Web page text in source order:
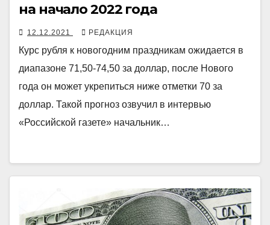
на начало 2022 года
12.12.2021 РЕДАКЦИЯ
Курс рубля к новогодним праздникам ожидается в
диапазоне 71,50-74,50 за доллар, после Нового
года он может укрепиться ниже отметки 70 за
доллар. Такой прогноз озвучил в интервью
«Российской газете» начальник…